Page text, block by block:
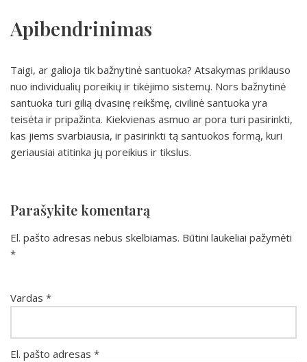
Apibendrinimas
Taigi, ar galioja tik bažnytinė santuoka? Atsakymas priklauso
nuo individualių poreikių ir tikėjimo sistemų. Nors bažnytinė
santuoka turi gilią dvasinę reikšmę, civilinė santuoka yra
teisėta ir pripažinta. Kiekvienas asmuo ar pora turi pasirinkti,
kas jiems svarbiausia, ir pasirinkti tą santuokos formą, kuri
geriausiai atitinka jų poreikius ir tikslus.
Parašykite komentarą
El. pašto adresas nebus skelbiamas. Būtini laukeliai pažymėti
*
Vardas *
El. pašto adresas *